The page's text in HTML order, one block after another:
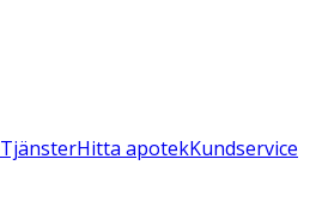
TjänsterHitta apotekKundservice